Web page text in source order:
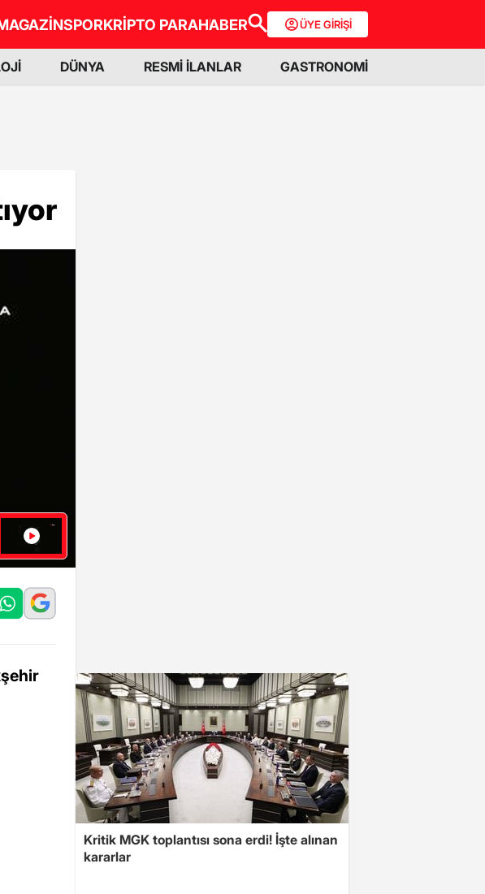
SPORKRİPTO PARAHABER ÜYE GİRİŞİ
DÜNYA RESMİ İLANLAR GASTRONOMİ
Kritik MGK toplantısı sona erdi! İşte alınan
kararlar